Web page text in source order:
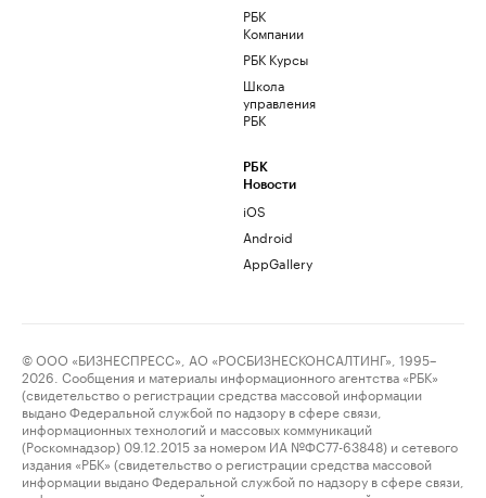
РБК
Компании
РБК Курсы
Школа
управления
РБК
РБК
Новости
iOS
Android
AppGallery
© ООО «БИЗНЕСПРЕСС», АО «РОСБИЗНЕСКОНСАЛТИНГ», 1995–
2026. Сообщения и материалы информационного агентства «РБК»
(свидетельство о регистрации средства массовой информации
выдано Федеральной службой по надзору в сфере связи,
информационных технологий и массовых коммуникаций
(Роскомнадзор) 09.12.2015 за номером ИА №ФС77-63848) и сетевого
издания «РБК» (свидетельство о регистрации средства массовой
информации выдано Федеральной службой по надзору в сфере связи,